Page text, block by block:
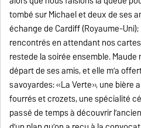
tombé sur Michael et deux de ses
échange de Cardiff (Royaume-
rencontrés en attendant nos
restede la soirée ensemble.
départ de ses amis, et elle m’a
savoyardes: «La Verte», une bière
fourrés et crozets, une spécialité
passé de temps à découvrir